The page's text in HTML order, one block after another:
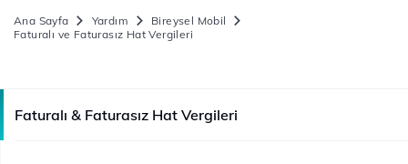
Ana Sayfa Yardım
Bireysel Mobil
Faturalı ve Faturasız Hat Vergileri
Faturalı & Faturasız Hat Vergileri